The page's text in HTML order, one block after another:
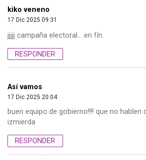
kiko veneno
17 Dic 2025 09:31
jjjjj campaña electoral… en fín.
RESPONDER
Así vamos
17 Dic 2025 20:04
buen equipo de gobierno!!!! que no hablen
izmierda
RESPONDER